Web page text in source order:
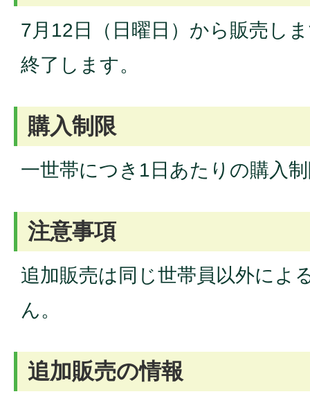
7月12日（日曜日）から販売し
終了します。
購入制限
一世帯につき1日あたりの購入
注意事項
追加販売は同じ世帯員以外によ
ん。
追加販売の情報